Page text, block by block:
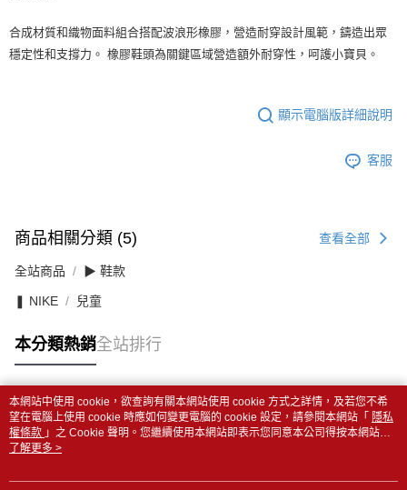
合成材質和織物面料組合搭配波浪形橡膠，營造耐穿設計風範，鑄造出眾
穩定性和支撐力。 橡膠鞋頭為關鍵區域營造額外耐穿性，呵護小寶貝。
顯示電腦版詳細說明
客服
商品相關分類 (5) 查看全部
全站商品 ▶ 鞋款
❚ NIKE 兒童
本分類熱銷全站排行
熱門標籤
本網站中使用 cookie，欲查詢有關本網站使用 cookie 方式之詳情，及若您不希
望在電腦上使用 cookie 時應如何變更電腦的 cookie 設定，請參閱本網站「 隱私
權條款 」之 Cookie 聲明。您繼續使用本網站即表示您同意本公司得按本網站使
用條款之 Cookie 聲明使用 cookie。
了解更多 >